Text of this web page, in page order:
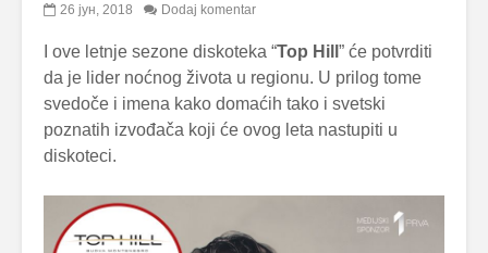
26 јун, 2018 Dodaj komentar
I ove letnje sezone diskoteka “Top Hill ” će potvrditi
da je lider noćnog života u regionu. U prilog tome
svedoče i imena kako domaćih tako i svetski
poznatih izvođača koji će ovog leta nastupiti u
diskoteci.